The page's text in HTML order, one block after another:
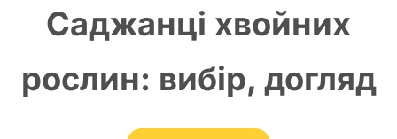
Саджанці хвойних
рослин: вибір, догляд